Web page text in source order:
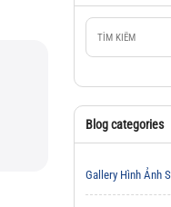
Blog categories
Gallery Hình Ảnh